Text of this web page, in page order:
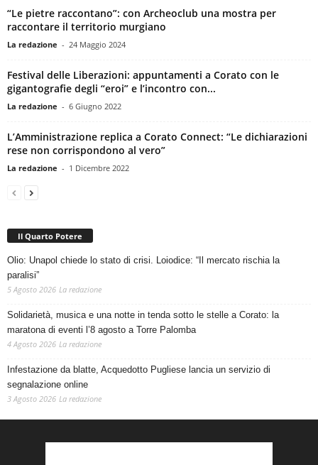
“Le pietre raccontano”: con Archeoclub una mostra per
raccontare il territorio murgiano
La redazione - 24 Maggio 2024
Festival delle Liberazioni: appuntamenti a Corato con le
gigantografie degli “eroi” e l’incontro con...
La redazione - 6 Giugno 2022
L’Amministrazione replica a Corato Connect: “Le dichiarazioni
rese non corrispondono al vero”
La redazione - 1 Dicembre 2022
Il Quarto Potere
Olio: Unapol chiede lo stato di crisi. Loiodice: “Il mercato rischia la
paralisi”
5 Agosto 2026 La redazione
Solidarietà, musica e una notte in tenda sotto le stelle a Corato: la
maratona di eventi l’8 agosto a Torre Palomba
4 Agosto 2026 La redazione
Infestazione da blatte, Acquedotto Pugliese lancia un servizio di
segnalazione online
3 Agosto 2026 La redazione